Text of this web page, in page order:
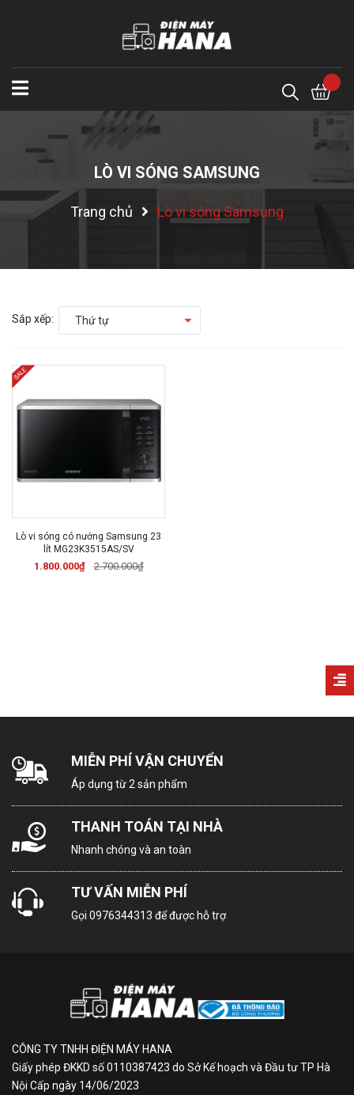
LÒ VI SÓNG SAMSUNG
Trang chủ Lò vi sóng Samsung
Sắp xếp: Thứ tự
Lò vi sóng có nướng Samsung 23
lít MG23K3515AS/SV
1.800.000₫ 2.700.000₫
MIỄN PHÍ VẬN CHUYỂN
Áp dụng từ 2 sản phẩm
THANH TOÁN TẠI NHÀ
Nhanh chóng và an toàn
TƯ VẤN MIỄN PHÍ
Gọi 0976344313 để được hỗ trợ
CÔNG TY TNHH ĐIỆN MÁY HANA
Giấy phép ĐKKD số 0110387423 do Sở Kế hoạch và Đầu tư TP Hà
Nội Cấp ngày 14/06/2023